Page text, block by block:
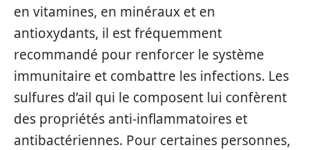
en vitamines, en minéraux et en
antioxydants, il est fréquemment
recommandé pour renforcer le système
immunitaire et combattre les infections. Les
sulfures d’ail qui le composent lui confèrent
des propriétés anti-inflammatoires et
antibactériennes. Pour certaines personnes,